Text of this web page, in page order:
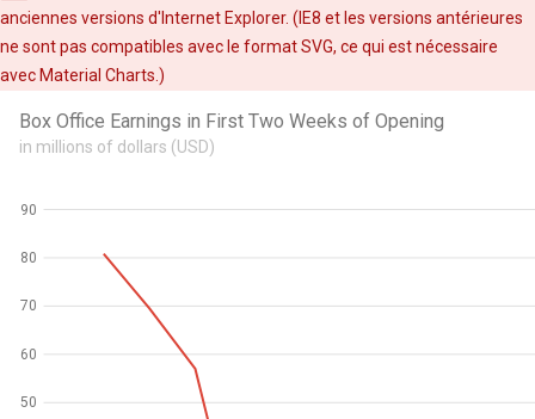
anciennes versions d'Internet Explorer. (IE8 et les versions antérieures
ne sont pas compatibles avec le format SVG, ce qui est nécessaire
avec Material Charts.)